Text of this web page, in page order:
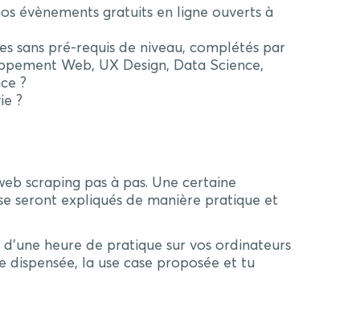
évènements gratuits en ligne ouverts à
sans pré-requis de niveau, complétés par
Web, UX Design, Data Science,
?
?
scraping pas à pas. Une certaine
seront expliqués de manière pratique et
heure de pratique sur vos ordinateurs
la use case proposée et tu